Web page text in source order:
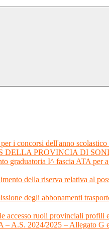
i concorsi dell'anno
PROVINCIA DI
graduatoria I^ fascia ATA per
della riserva relativa al
degli abbonamenti
accesso ruoli provinciali
– A.S. 2024/2025 – Allegato G